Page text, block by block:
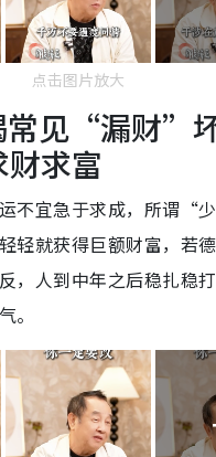
点击图片放大
常见“漏财”
财求富
不宜急于求成，所谓“
就获得巨额财富，若德
，人到中年之后稳扎稳
。